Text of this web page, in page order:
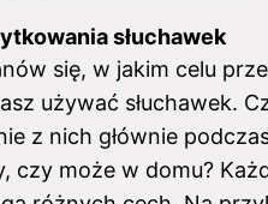
słuchawek
się, w jakim celu
używać słuchawek.
z nich głównie
czy może w domu?